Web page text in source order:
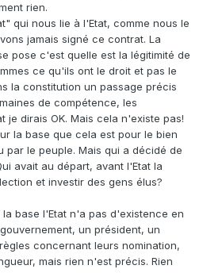
rien.
qui nous lie à l'Etat, comme nous le
jamais signé ce contrat. La
pose c'est quelle est la légitimité de
ce qu'ils ont le droit et pas le
la constitution un passage précis
de compétence, les
je dirais OK. Mais cela n'existe pas!
la base que cela est pour le bien
le peuple. Mais qui a décidé de
avait au départ, avant l'Etat la
et investir des gens élus?
base l'Etat n'a pas d'existence en
un président, un
concernant leurs nomination,
mais rien n'est précis. Rien